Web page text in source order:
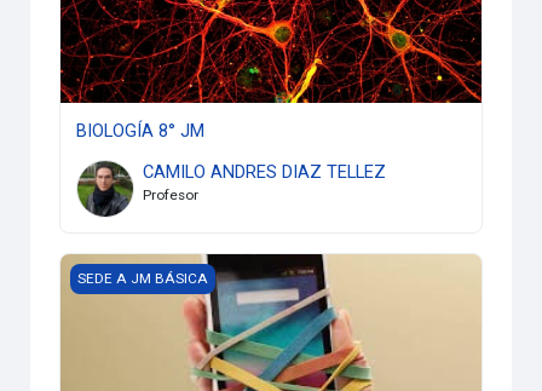
BIOLOGÍA 8° JM
CAMILO ANDRES DIAZ TELLEZ
Profesor
8VO CTS
SEDE A JM BÁSICA